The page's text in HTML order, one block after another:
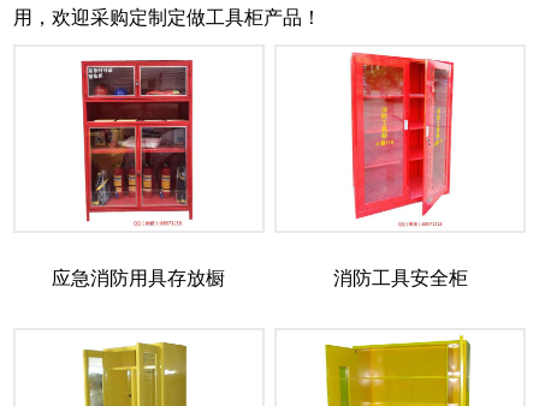
用，欢迎采购定制定做工具柜产品！
应急消防用具存放橱 消防工具安全柜